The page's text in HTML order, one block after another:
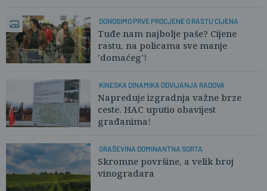
DONOSIMO PRVE PROCJENE O RASTU CIJENA
Tuđe nam najbolje paše? Cijene
rastu, na policama sve manje
'domaćeg'!
KINESKA DINAMIKA ODVIJANJA RADOVA
Napreduje izgradnja važne brze
ceste. HAC uputio obavijest
građanima!
GRAŠEVINA DOMINANTNA SORTA
Skromne površine, a velik broj
vinogradara